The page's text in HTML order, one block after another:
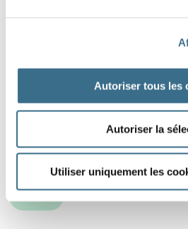
Autoriser tous les
Autoriser la
Utiliser uniquement les
- Le randonneur a atteint le